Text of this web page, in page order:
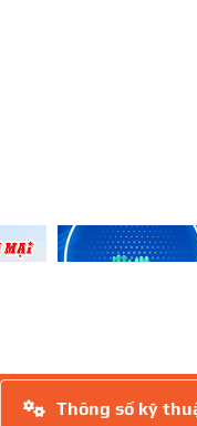
Thông số kỹ